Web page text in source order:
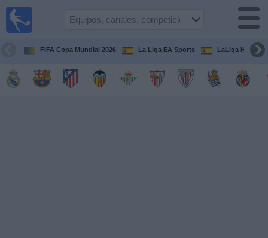
FIFA Copa Mundial 2026 La Liga EA Sports LaLiga
Guía de
Televisados